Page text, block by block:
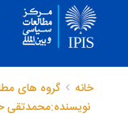
خانه گروه های
نویسنده:محمدتقی